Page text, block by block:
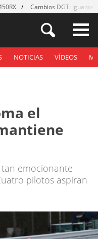
Cambios DGT: ¡guantes!
NOTICIAS VÍDEOS
el
emocionante
pilotos aspiran